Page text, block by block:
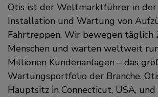
Otis ist der Weltmarktführer in
Installation und Wartung von
Fahrtreppen. Wir bewegen täglich
Menschen und warten weltweit
Millionen Kundenanlagen – das
Wartungsportfolio der Branche.
Hauptsitz in Connecticut, USA,